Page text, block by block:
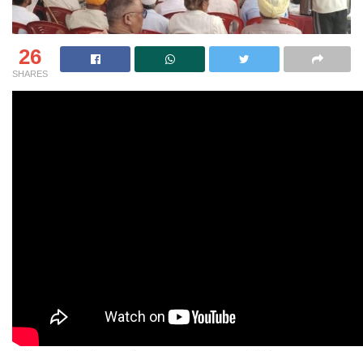
26
SHARES